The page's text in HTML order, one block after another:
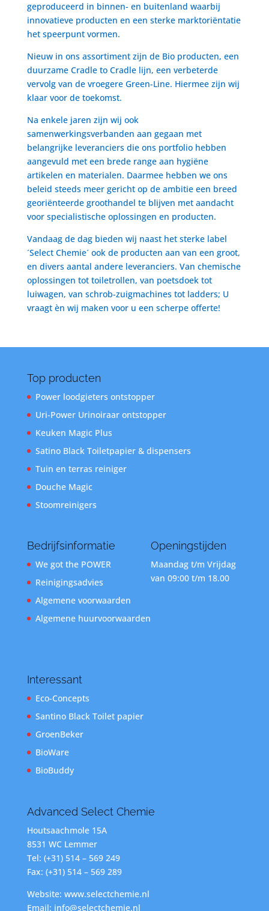
geproduceerd in binnen- en buitenland waarbij
innovatieve producten en een sterke marktoriëntatie
het speerpunt vormen.
Nieuw in ons assortiment zijn de Bio producten, een
duurzame Cradle to Cradle lijn, een verbeterde
vervolg van de vroegere Green-Line. Hiermee zijn wij
klaar voor de toekomst.
Na enkele jaren zijn wij ook
samenwerkingsverbanden aan gegaan met
belangrijke leveranciers die ons portfolio hebben
aangevuld met een brede range aan hygiëne
artikelen en materialen. Daarmee hebben we ons
beleid steeds meer gericht op de ambitie een breed
georiënteerde groothandel te blijven met aandacht
voor specialistische oplossingen en producten.
Vandaag de dag bieden wij naast het sterke label
´Select Chemie´ ook de producten aan van een groot,
en divers aantal andere leveranciers. Van chemische
oplossingen tot toiletrollen, van poetsdoek tot
luiwagen, van schrob-zuigmachines tot ladders; U
vraagt èn wij maken voor u een scherpe offerte!
Top producten
Power loodgieters ontstopper
Uri-Power Urinoiraar ontstopper
Keuken Magic Plus
Satino Black Toiletpapier & dispensers
Tuin en terras reiniger
Douche Magic
Stoomreinigers
Bedrijfsinformatie
We got the POWER
Reinigingsadvies
Algemene voorwaarden
Algemene huurvoorwaarden
Openingstijden
Maandag t/m Vrijdag
van 09:00 t/m 18.00
Interessant
Eco-Concepts
Santino Black Toilet papier
GroenBeker
BioWare
BioBuddy
Advanced Select Chemie
Houtsaachmole 15A
8531 WC Lemmer
Tel: (+31) 514 – 569 249
Fax: (+31) 514 – 569 289
Website: www.selectchemie.nl
Email: info@selectchemie.nl